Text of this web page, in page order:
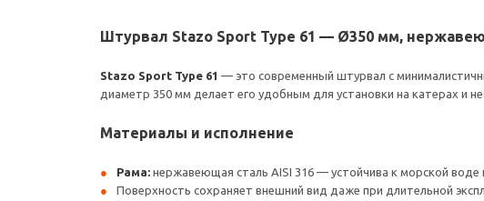
Штурвал Stazo Sport Type 61 — Ø350 мм,
Stazo Sport Type 61 — это современный штурвал с
диаметр 350 мм делает его удобным для установки на катерах и
Материалы и исполнение
Рама: нержавеющая сталь AISI 316 — устойчива к морской воде
Поверхность сохраняет внешний вид даже при длительной